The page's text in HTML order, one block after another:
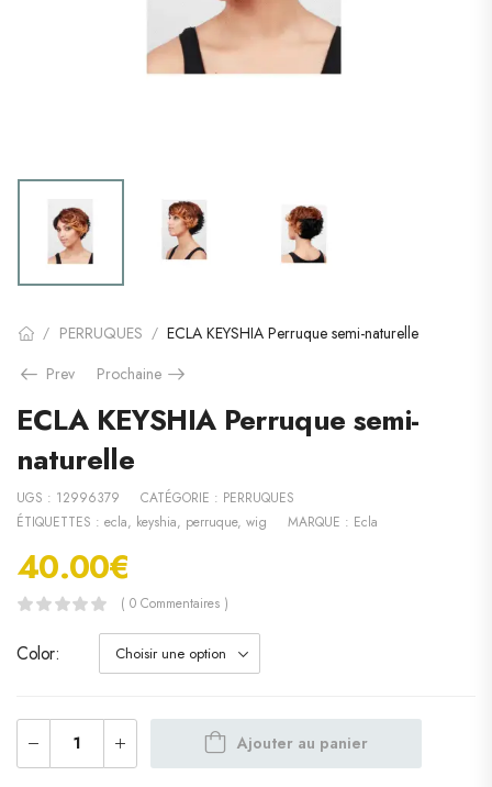
/ PERRUQUES / ECLA KEYSHIA Perruque semi-naturelle
Prev
Prochaine
ECLA KEYSHIA Perruque semi-
naturelle
UGS : 12996379 CATÉGORIE : PERRUQUES
ÉTIQUETTES : ecla, keyshia, perruque, wig MARQUE : Ecla
40.00€
( 0 Commentaires )
Color
Ajouter au panier